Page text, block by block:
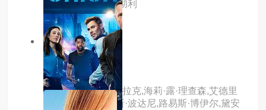
马克·达赫蒂,唐·威彻利
10.0分 全8集
凡妇俗女
主演：艾米莉亚·克拉克,海莉·露·理查森,艾德里
安·莱斯特,尼古拉斯·波达尼,路易斯·博伊尔,黛安